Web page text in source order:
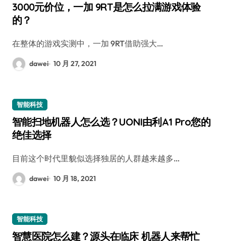
3000元价位，一加 9RT是怎么拉满游戏体验
的？
在整体的游戏实测中，一加 9RT借助强大…
dawei 10 月 27, 2021
智能科技
智能扫地机器人怎么选？UONI由利A1 Pro您的
绝佳选择
目前这个时代里貌似选择独居的人群越来越多…
dawei 10 月 18, 2021
智能科技
智慧医院怎么建？源头在临床 机器人来帮忙